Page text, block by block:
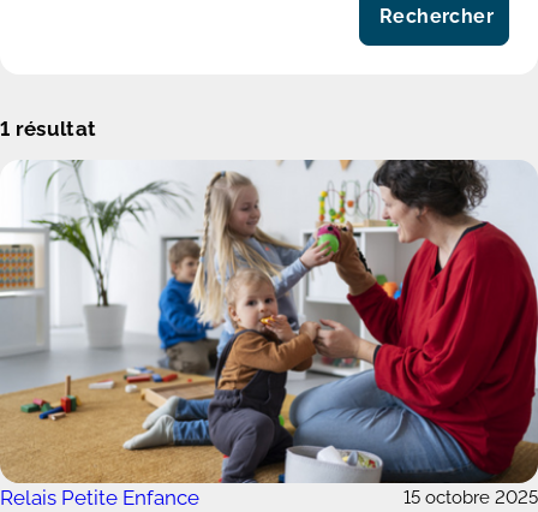
Rechercher
1 résultat
Relais Petite Enfance 15 octobre 2025